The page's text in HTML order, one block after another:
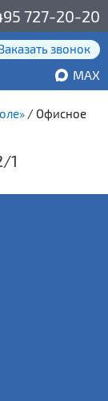
727-20-20
звонок
MAX
/ Офисное
1